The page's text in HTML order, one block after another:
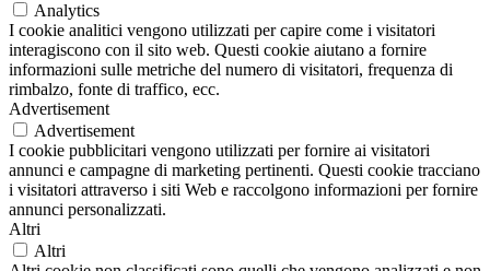
Analytics
I cookie analitici vengono utilizzati per capire come i visitatori
interagiscono con il sito web. Questi cookie aiutano a fornire
informazioni sulle metriche del numero di visitatori, frequenza di
rimbalzo, fonte di traffico, ecc.
Advertisement
Advertisement
I cookie pubblicitari vengono utilizzati per fornire ai visitatori
annunci e campagne di marketing pertinenti. Questi cookie tracciano
i visitatori attraverso i siti Web e raccolgono informazioni per fornire
annunci personalizzati.
Altri
Altri